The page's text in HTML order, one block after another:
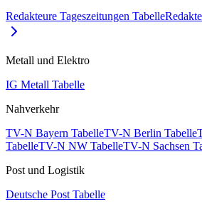
Redakteure Tageszeitungen Tabelle
Metall und Elektro
IG Metall Tabelle
Nahverkehr
TV-N Bayern TabelleTV-N Berlin Tabelle
TabelleTV-N NW TabelleTV-N Sachsen
Post und Logistik
Deutsche Post Tabelle